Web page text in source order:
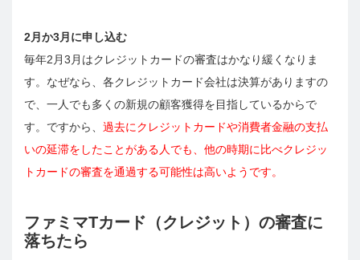
2月か3月に申し込む
毎年2月3月はクレジットカードの審査はかなり緩くなりま
す。なぜなら、各クレジットカード会社は決算がありますの
で、一人でも多くの新規の顧客獲得を目指しているからで
す。ですから、 過去にクレジットカードや消費者金融の支払
いの延滞をしたことがある人でも、他の時期に比べクレジッ
トカードの審査を通過する可能性は高いようです。
ファミマTカード（クレジット）の審査に
落ちたら